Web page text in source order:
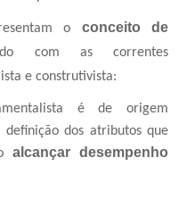
o conceito de
com as correntes
e construtivista:
é de origem
dos atributos que
alcançar desempenho